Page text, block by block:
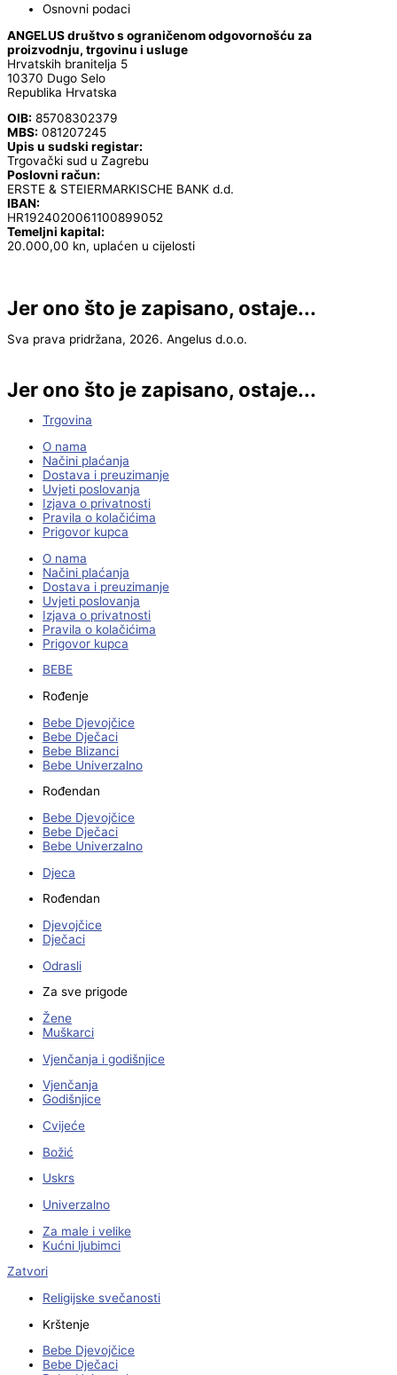
Osnovni podaci
ANGELUS društvo s ograničenom odgovornošću za
proizvodnju, trgovinu i usluge
Hrvatskih branitelja 5
10370 Dugo Selo
Republika Hrvatska
OIB: 85708302379
MBS: 081207245
Upis u sudski registar:
Trgovački sud u Zagrebu
Poslovni račun:
ERSTE & STEIERMARKISCHE BANK d.d.
IBAN:
HR1924020061100899052
Temeljni kapital:
20.000,00 kn, uplaćen u cijelosti
Jer ono što je zapisano, ostaje...
Sva prava pridržana, 2026. Angelus d.o.o.
Jer ono što je zapisano, ostaje...
Trgovina
O nama
Načini plaćanja
Dostava i preuzimanje
Uvjeti poslovanja
Izjava o privatnosti
Pravila o kolačićima
Prigovor kupca
O nama
Načini plaćanja
Dostava i preuzimanje
Uvjeti poslovanja
Izjava o privatnosti
Pravila o kolačićima
Prigovor kupca
BEBE
Rođenje
Bebe Djevojčice
Bebe Dječaci
Bebe Blizanci
Bebe Univerzalno
Rođendan
Bebe Djevojčice
Bebe Dječaci
Bebe Univerzalno
Djeca
Rođendan
Djevojčice
Dječaci
Odrasli
Za sve prigode
Žene
Muškarci
Vjenčanja i godišnjice
Vjenčanja
Godišnjice
Cvijeće
Božić
Uskrs
Univerzalno
Za male i velike
Kućni ljubimci
Zatvori
Religijske svečanosti
Krštenje
Bebe Djevojčice
Bebe Dječaci